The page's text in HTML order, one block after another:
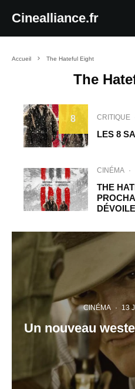
Cinealliance.fr
Accueil The Hateful Eight
The
8 CRITIQUE
LES 8
CINÉMA ·
THE
CINÉMA · 13
Un nouveau